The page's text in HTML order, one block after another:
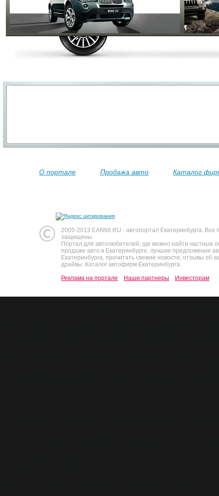
О портале Продажа авто Каталог
2005-2013 EAN66.RU - автопортал Екатеринбурга. Все
защищены.
Портал для автолюбителей, где можно найти частные
продаже авто в Екатеринбурге, лучшие предложения
Екатеринбурга, прочитать свежие новости, отзывы об
драйвы. Каталог автофирм Екатеринбурга.
Реклама на портале
Наши партнеры Инвесторам